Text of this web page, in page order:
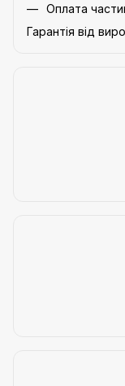
Оплата
Гарантія від